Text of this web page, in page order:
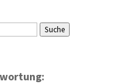
Suche